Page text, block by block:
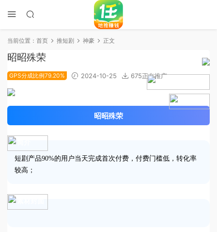
当前位置： 首页 推短剧 神豪 正文
昭昭殊荣
GPS分成比例79.20% 2024-10-25 675正在推广
2024-10-23上线
昭昭殊荣
短剧产品90%的用户当天完成首次付费，付费门槛低，转化率
较高；